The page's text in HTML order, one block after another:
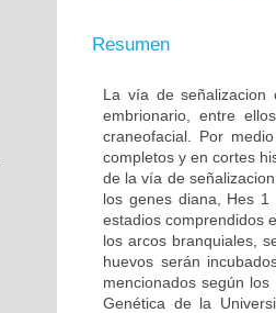
Resumen
La vía de señalizacion
embrionario, entre
craneofacial. Por
completos y en cortes
de la vía de
los genes diana, Hes
estadios comprendidos
los arcos branquiales,
huevos serán
mencionados según
Genética de la